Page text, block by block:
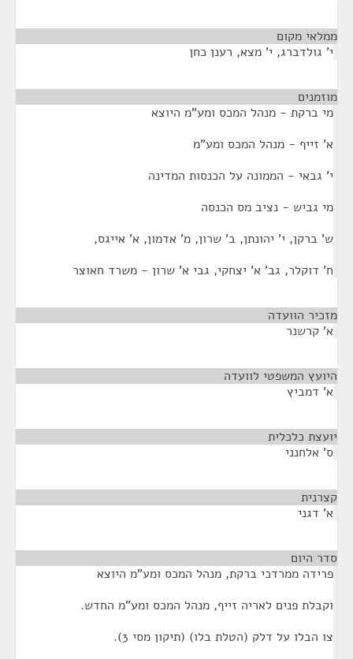
ממלאי מקום
י' גולדברג, י' מצא, רענן כחן
מוזמנים
מי ברקת - מנהל המכס ומע"מ היוצא
א' זייף - מנהל המכס ומע"מ
י' גבאי - הממונה על הכנסות המדינה
מי גביש - נציב מס הכנסה
ש' ברקן, י' יהונתן, ב' שרון, מ' אדמון, א' אייגס,
ח' דוקלר, גב' א' יצחקי, גבי א' שרון - משרד חאוצר
מזכיר הוועדה
א' קרשנר
היועץ המשפטי לוועדה
א' דמביץ
יועצת כלכלית
ס' אלחנני
קצרנית
א' דגני
סדר היום
פרידה ממרדכי ברקת, מנהל המכס ומע"מ היוצא
וקבלת פנים לאריה זייף, מנהל המכס ומע"מ החדש.
צו הבלו על דלק (הטלת בלו) (תיקון מסי 3).